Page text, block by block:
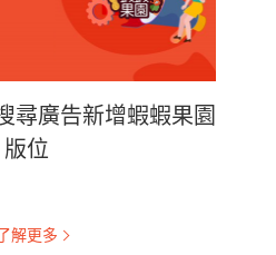
尋廣告新增蝦蝦果園
版位
解更多